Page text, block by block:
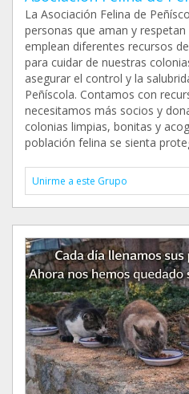
La Asociación Felina de
personas que aman y
emplean diferentes recursos
para cuidar de nuestras
asegurar el control y la
Peñíscola. Contamos con
necesitamos más socios y
colonias limpias, bonitas y
población felina se sienta
Unirme a este Grupo